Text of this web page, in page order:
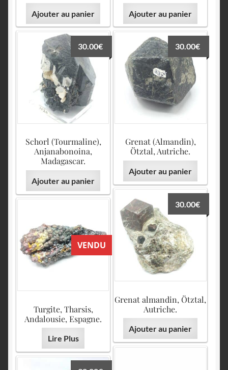
Ajouter au panier Ajouter au panier
Schorl (Tourmaline),
Anjanabonoina,
Madagascar.
30.00€
Ajouter au panier
Grenat (Almandin),
Ötztal, Autriche.
30.00€
Ajouter au panier
Grenat almandin, Ötztal,
Autriche.
30.00€
Ajouter au panier
VENDU
Turgite, Tharsis,
Andalousie, Espagne.
Lire Plus